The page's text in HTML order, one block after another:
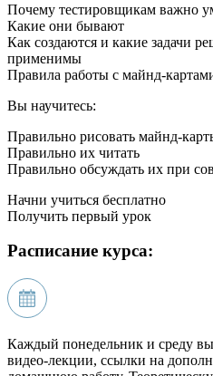
Почему тестировщикам важно
Какие они бывают
Как создаются и какие задачи
применимы
Правила работы с майнд-
Вы научитесь:
Правильно рисовать майнд-
Правильно их читать
Правильно обсуждать их при
Начни учиться бесплатно
Получить первый урок
Расписание курса:
Каждый понедельник и среду
видео-лекции, ссылки на